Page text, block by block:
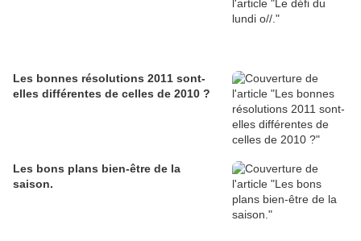
Les bonnes résolutions 2011 sont-
elles différentes de celles de 2010 ?
Les bons plans bien-être de la
saison.